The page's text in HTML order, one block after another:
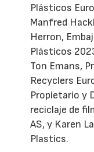
Plásticos
Manfred
Herron,
Plásticos
Ton Emans,
Recyclers
Propietario y
reciclaje de
AS, y Karen
Plastics.